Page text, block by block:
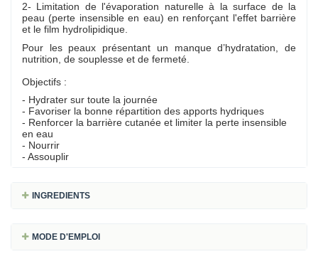
2- Limitation de l'évaporation naturelle à la surface de la
peau (perte insensible en eau) en renforçant l'effet barrière
et le film hydrolipidique.
Pour les peaux présentant un manque d’hydratation, de
nutrition, de souplesse et de fermeté.
Objectifs :
- Hydrater sur toute la journée
- Favoriser la bonne répartition des apports hydriques
- Renforcer la barrière cutanée et limiter la perte insensible
en eau
- Nourrir
- Assouplir
INGREDIENTS
MODE D'EMPLOI